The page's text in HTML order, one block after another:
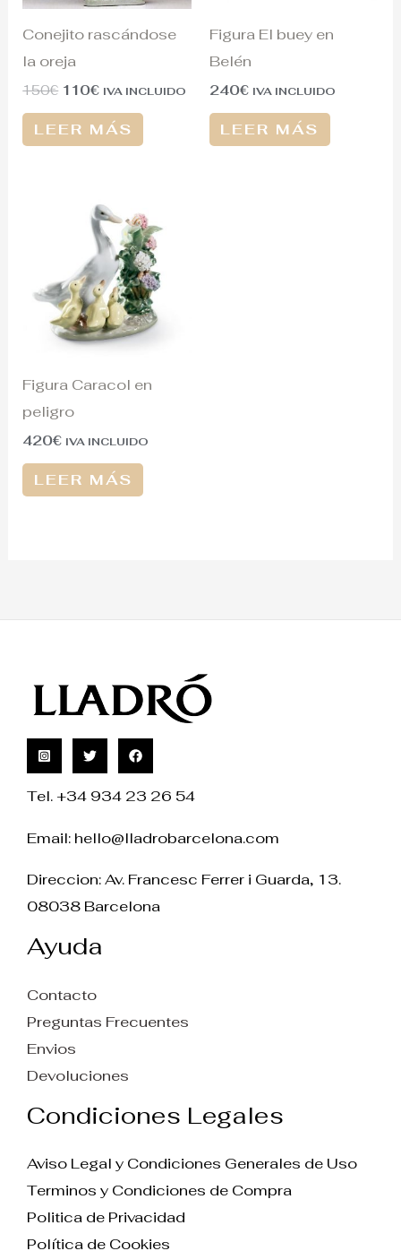
Conejito rascándose
la oreja
150€ 110€ IVA INCLUIDO
LEER MÁS
Figura El buey en
Belén
240€ IVA INCLUIDO
LEER MÁS
Figura Caracol en
peligro
420€ IVA INCLUIDO
LEER MÁS
Tel. +34 934 23 26 54
Email: hello@lladrobarcelona.com
Direccion: Av. Francesc Ferrer i Guarda, 13.
08038 Barcelona
Ayuda
Contacto
Preguntas Frecuentes
Envios
Devoluciones
Condiciones Legales
Aviso Legal y Condiciones Generales de Uso
Terminos y Condiciones de Compra
Politica de Privacidad
Política de Cookies